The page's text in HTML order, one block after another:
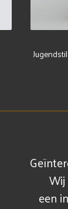
een